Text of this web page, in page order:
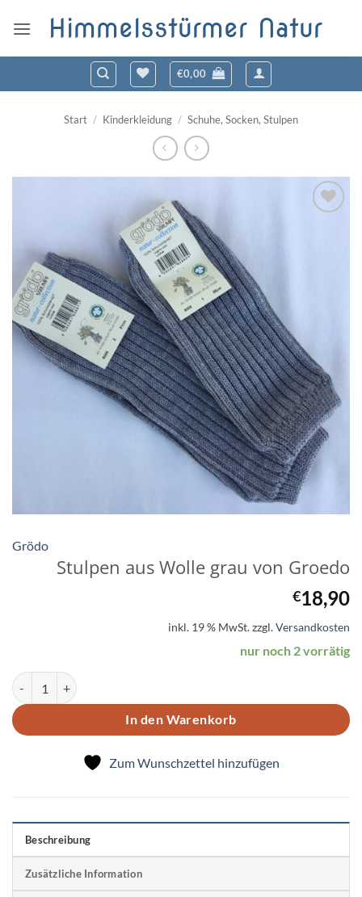
Inhalt
Himmelsstürmer Natur
€0,00
Start / Kinderkleidung / Schuhe, Socken, Stulpen
Grödo
Stulpen aus Wolle grau von Groedo
€18,90
inkl. 19 % MwSt.zzgl.Versandkosten
nur noch 2 vorrätig
Stulpen aus Wolle grau von Groedo Menge
In den Warenkorb
Zum Wunschzettel hinzufügen
Beschreibung
Zusätzliche Information